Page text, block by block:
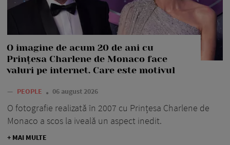
O imagine de acum 20 de ani cu
Prințesa Charlene de Monaco face
valuri pe internet. Care este motivul
— PEOPLE 06 august 2026
O fotografie realizată în 2007 cu Prințesa Charlene de
Monaco a scos la iveală un aspect inedit.
+ MAI MULTE